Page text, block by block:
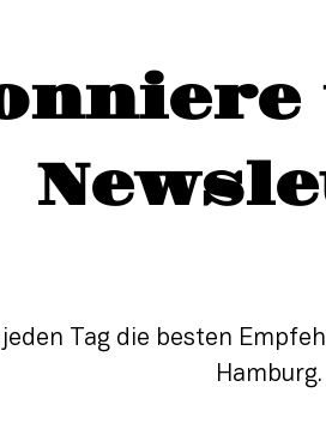
Tag die besten
Hamburg.